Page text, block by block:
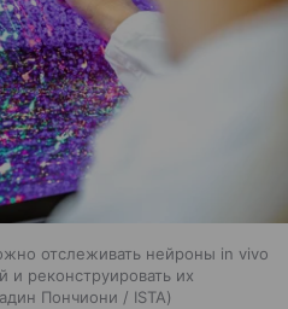
отслеживать нейроны in vivo
реконструировать их
Пончиони / ISTA